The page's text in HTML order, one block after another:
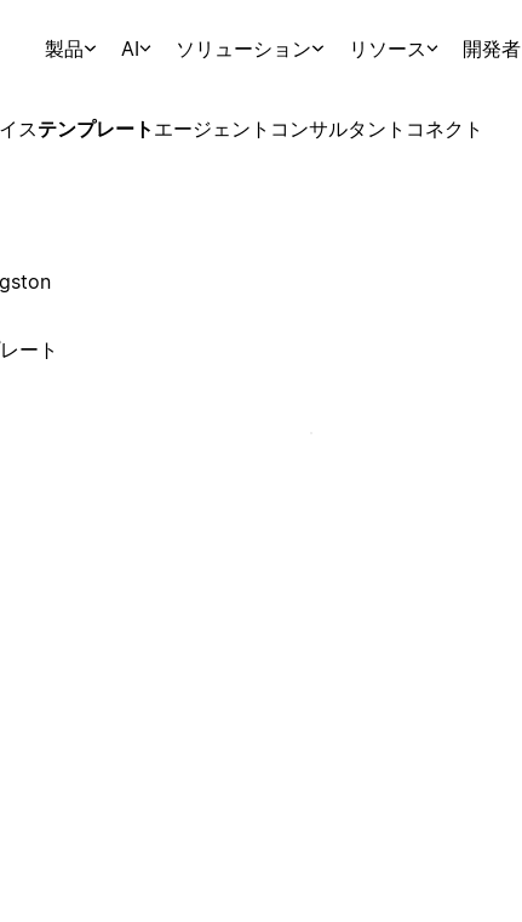
製品 AI ソリューション リソース 開発者
ステンプレート エージェント コンサルタント コネクト
ート